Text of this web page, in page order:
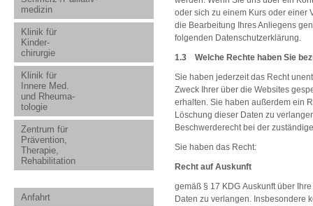
medizin
Klinik für
Kinder-
chirurgie
Klinik für
Innere Med.
und Rheuma-
tologie
Zentrum für
Prävention,
Therapie,
Rehabilitation
Anfahrt
oder sich zu einem Kurs oder einer
die Bearbeitung Ihres Anliegens
folgenden Datenschutzerklärung.
1.3 Welche Rechte haben Sie
Sie haben jederzeit das Recht
Zweck Ihrer über die Websites
erhalten. Sie haben außerdem ein
Löschung dieser Daten zu
Beschwerderecht bei der
Sie haben das Recht:
Recht auf Auskunft
gemäß § 17 KDG Auskunft über
Daten zu verlangen. Insbesondere